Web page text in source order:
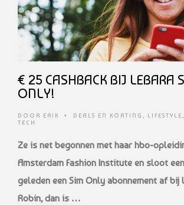
€ 25 CASHBACK BIJ LEBARA
ONLY!
DOOR ERIK • DEALS EN KORTING , LIFESTYLE,
TECH
Ze is net begonnen met haar hbo-
Amsterdam Fashion Institute en sloot
geleden een Sim Only abonnement af bij
Robin, dan is …